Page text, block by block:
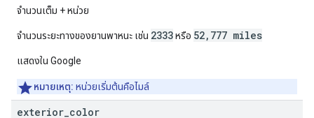
จำนวนเต็ม + หน่วย
จำนวนระยะทางของยานพาหนะ เช่น 2333หรือ 52,777 miles
แสดงใน Google
หมายเหตุ: หน่วยเริ่มต้นคือไมล์
exterior color